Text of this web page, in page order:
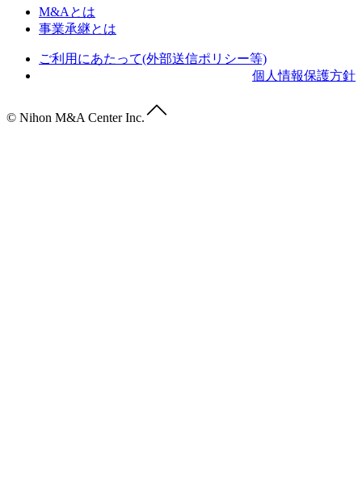
M&Aとは
事業承継とは
ご利用にあたって(外部送信ポリシー等)
個人情報保護方針
© Nihon M&A Center Inc.